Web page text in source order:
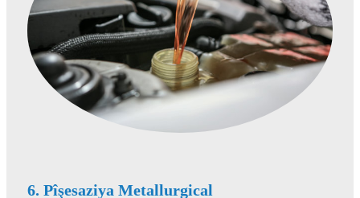
6. Pîşesaziya Metallurgical